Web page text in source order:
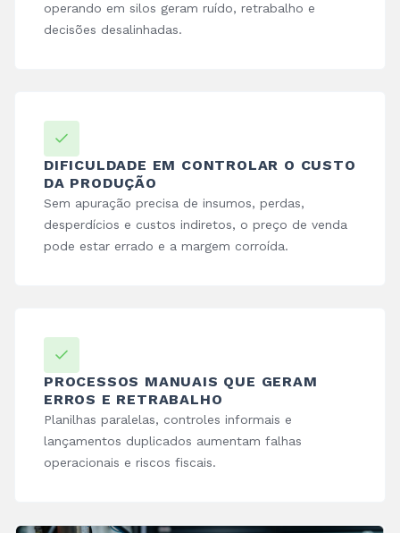
operando em silos geram ruído, retrabalho e
decisões desalinhadas.
DIFICULDADE EM CONTROLAR O CUSTO
DA PRODUÇÃO
Sem apuração precisa de insumos, perdas,
desperdícios e custos indiretos, o preço de venda
pode estar errado e a margem corroída.
PROCESSOS MANUAIS QUE GERAM
ERROS E RETRABALHO
Planilhas paralelas, controles informais e
lançamentos duplicados aumentam falhas
operacionais e riscos fiscais.